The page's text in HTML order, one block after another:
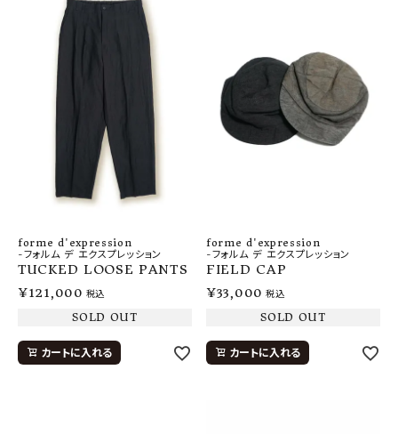
forme d'expression
-フォルム デ エクスプレッション
TUCKED LOOSE PANTS
¥121,000 税込
SOLD OUT
カートに入れる
forme d'expression
-フォルム デ エクスプレッション
FIELD CAP
¥33,000 税込
SOLD OUT
カートに入れる